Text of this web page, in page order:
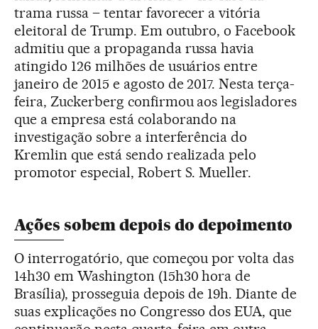
trama russa – tentar favorecer a vitória
eleitoral de Trump. Em outubro, o Facebook
admitiu que a propaganda russa havia
atingido 126 milhões de usuários entre
janeiro de 2015 e agosto de 2017. Nesta terça-
feira, Zuckerberg confirmou aos legisladores
que a empresa está colaborando na
investigação sobre a interferência do
Kremlin que está sendo realizada pelo
promotor especial, Robert S. Mueller.
Ações sobem depois do depoimento
O interrogatório, que começou por volta das
14h30 em Washington (15h30 hora de
Brasília), prosseguia depois de 19h. Diante de
suas explicações no Congresso dos EUA, que